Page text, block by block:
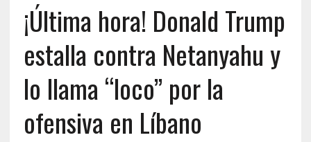
¡Última hora! Donald Trump
estalla contra Netanyahu y
lo llama “loco” por la
ofensiva en Líbano